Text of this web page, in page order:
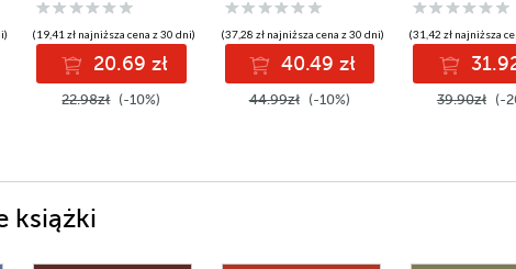
(19,41 zł najniższa cena z 30 dni)
20.69 zł
22.98zł (-10%)
(37,28 zł najniższa cena z 30 dni)
40.49 zł
44.99zł (-10%)
(31,42 zł najniższa
39.90zł (-
książki